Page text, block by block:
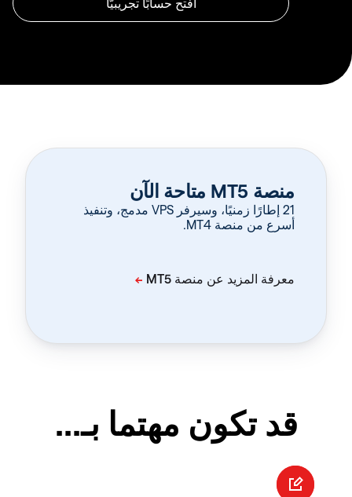
منصة MT5 متاحة الآن
‏21 إطارًا زمنيًا، وسيرفر VPS مدمج، وتنفيذ
أسرع من منصة MT4.
قد تكون مهتما بـ...